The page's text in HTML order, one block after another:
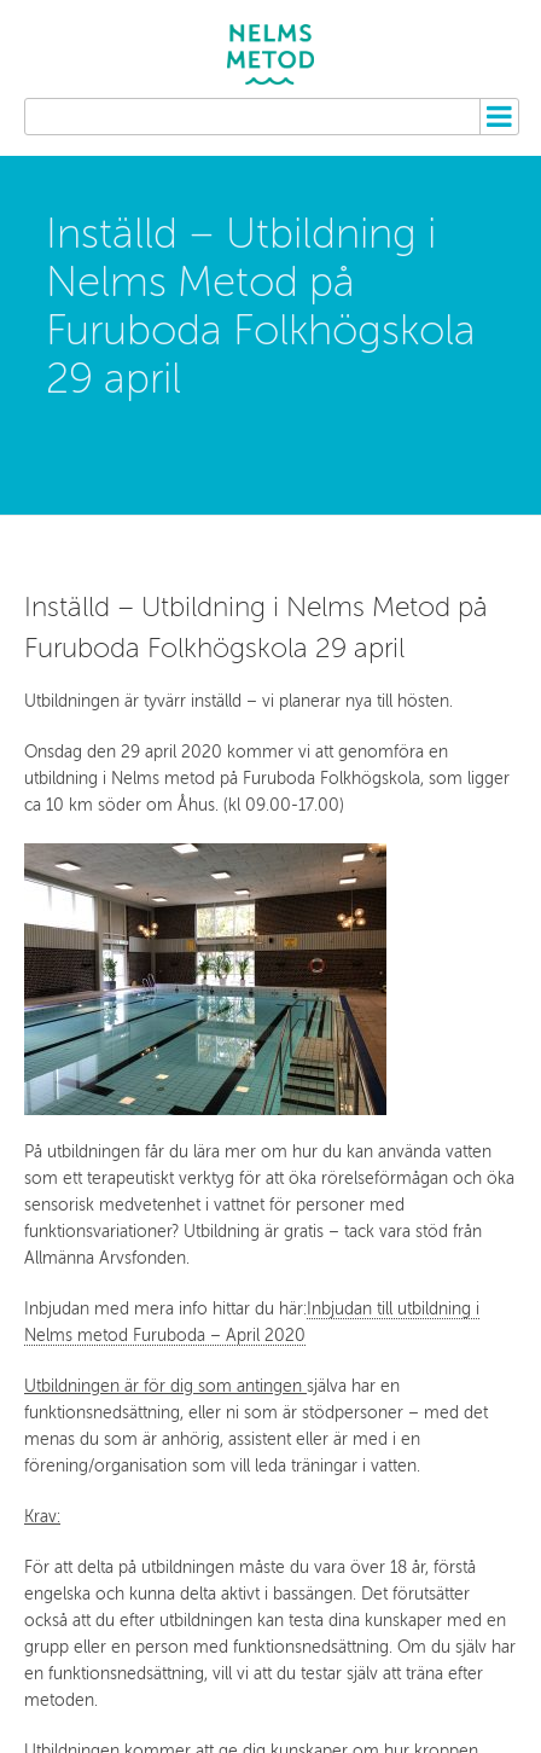
Inställd – Utbildning i
Nelms Metod på
Furuboda Folkhögskola
29 april
Inställd – Utbildning i Nelms Metod på
Furuboda Folkhögskola 29 april
Utbildningen är tyvärr inställd – vi planerar nya till hösten.
Onsdag den 29 april 2020 kommer vi att genomföra en
utbildning i Nelms metod på Furuboda Folkhögskola, som ligger
ca 10 km söder om Åhus. (kl 09.00-17.00)
På utbildningen får du lära mer om hur du kan använda vatten
som ett terapeutiskt verktyg för att öka rörelseförmågan och öka
sensorisk medvetenhet i vattnet för personer med
funktionsvariationer? Utbildning är gratis – tack vara stöd från
Allmänna Arvsfonden.
Inbjudan med mera info hittar du här: Inbjudan till utbildning i
Nelms metod Furuboda – April 2020
Utbildningen är för dig som antingen själva har en
funktionsnedsättning, eller ni som är stödpersoner – med det
menas du som är anhörig, assistent eller är med i en
förening/organisation som vill leda träningar i vatten.
Krav:
För att delta på utbildningen måste du vara över 18 år, förstå
engelska och kunna delta aktivt i bassängen. Det förutsätter
också att du efter utbildningen kan testa dina kunskaper med en
grupp eller en person med funktionsnedsättning. Om du själv har
en funktionsnedsättning, vill vi att du testar själv att träna efter
metoden.